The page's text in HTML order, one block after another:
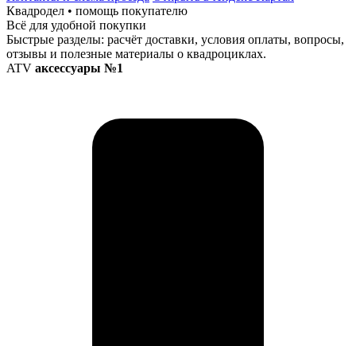
Квадродел • помощь покупателю
Всё для удобной покупки
Быстрые разделы: расчёт доставки, условия оплаты, вопросы,
отзывы и полезные материалы о квадроциклах.
ATV аксессуары №1